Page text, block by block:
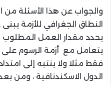
والجواب عن هذا الأسئلة من
النطاق الجغرافي للأزمة
يحدد مقدار العمل المطلوب
يتعامل مع أزمة الرسوم على
فقط مثلا ولا ينتبه إلى
الدول الاسكندنافية ، ومن